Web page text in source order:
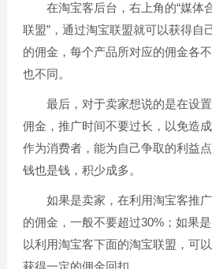
在淘宝客后台，右上角的“媒体合
联盟”，通过淘宝联盟就可以获得自
的佣金，每个产品所对应的佣金各
也不同。
最后，对于卖家想说的是在设置
佣金，推广时间不要过长，以免造
作为消费者，能为自己争取的利益
钱也是钱，积少成多。
如果是卖家，在利用淘宝客推广
的佣金，一般不要超过30%；如果
以利用淘宝客下面的淘宝联盟，可
获得一定的佣金回扣。